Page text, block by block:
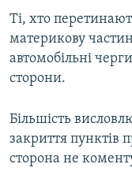
Ті, хто
материкову
автомобільні
сторони.
Більшість
закриття пунктів
сторона не